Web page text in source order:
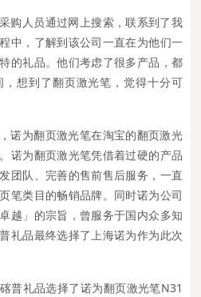
购人员通过网上搜索，联系到了我
中，了解到该公司一直在为他们一
的礼品。他们考虑了很多产品，都
想到了翻页激光笔，觉得十分可
诺为翻页激光笔在淘宝的翻页激光
诺为翻页激光笔凭借着过硬的产品
团队、完善的售前售后服务，一直
笔类目的畅销品牌。同时诺为公司
越」的宗旨，曾服务于国内众多知
礼品最终选择了上海诺为作为此次
普礼品选择了诺为翻页激光笔N31